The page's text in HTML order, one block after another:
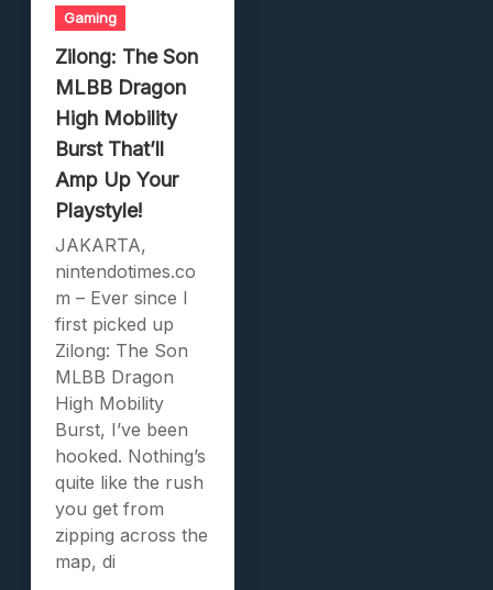
Gaming
Zilong: The Son
MLBB Dragon
High Mobility
Burst That’ll
Amp Up Your
Playstyle!
JAKARTA,
nintendotimes.co
m – Ever since I
first picked up
Zilong: The Son
MLBB Dragon
High Mobility
Burst, I’ve been
hooked. Nothing’s
quite like the rush
you get from
zipping across the
map, di